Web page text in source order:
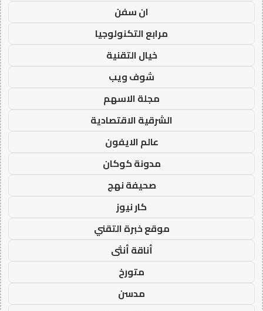
ان سفن
مرابع التكنولوجيا
خيال التقنية
شوف ويب
مجلة الاسهم
الشرقية الاقتصادية
عالم الايفون
مدونة كوكان
صحيفة نهج
كار نيوز
موقع خبرة التقني
أناقة أنثى
متورخ
مدسن